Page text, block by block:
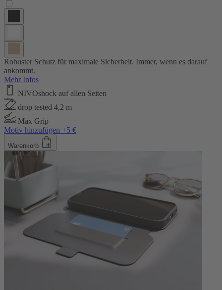
Robuster Schutz für maximale Sicherheit. Immer, wenn es darauf
ankommt.
Mehr Infos
NIVOshock auf allen Seiten
drop tested 4,2 m
Max Grip
Motiv hinzufügen +5 €
Warenkorb